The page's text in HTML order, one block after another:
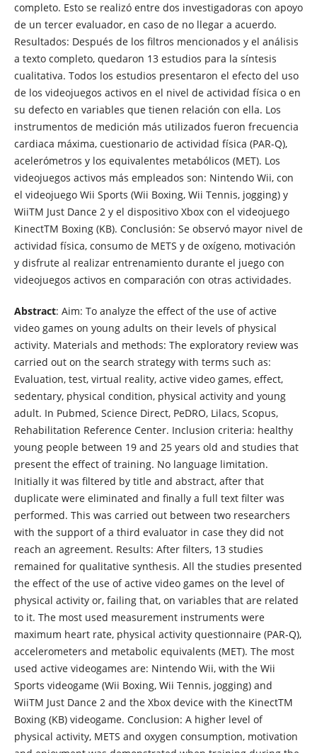
completo. Esto se realizó entre dos investigadoras con apoyo
de un tercer evaluador, en caso de no llegar a acuerdo.
Resultados: Después de los filtros mencionados y el análisis
a texto completo, quedaron 13 estudios para la síntesis
cualitativa. Todos los estudios presentaron el efecto del uso
de los videojuegos activos en el nivel de actividad física o en
su defecto en variables que tienen relación con ella. Los
instrumentos de medición más utilizados fueron frecuencia
cardiaca máxima, cuestionario de actividad física (PAR-Q),
acelerómetros y los equivalentes metabólicos (MET). Los
videojuegos activos más empleados son: Nintendo Wii, con
el videojuego Wii Sports (Wii Boxing, Wii Tennis, jogging) y
WiiTM Just Dance 2 y el dispositivo Xbox con el videojuego
KinectTM Boxing (KB). Conclusión: Se observó mayor nivel de
actividad física, consumo de METS y de oxígeno, motivación
y disfrute al realizar entrenamiento durante el juego con
videojuegos activos en comparación con otras actividades.
Abstract: Aim: To analyze the effect of the use of active
video games on young adults on their levels of physical
activity. Materials and methods: The exploratory review was
carried out on the search strategy with terms such as:
Evaluation, test, virtual reality, active video games, effect,
sedentary, physical condition, physical activity and young
adult. In Pubmed, Science Direct, PeDRO, Lilacs, Scopus,
Rehabilitation Reference Center. Inclusion criteria: healthy
young people between 19 and 25 years old and studies that
present the effect of training. No language limitation.
Initially it was filtered by title and abstract, after that
duplicate were eliminated and finally a full text filter was
performed. This was carried out between two researchers
with the support of a third evaluator in case they did not
reach an agreement. Results: After filters, 13 studies
remained for qualitative synthesis. All the studies presented
the effect of the use of active video games on the level of
physical activity or, failing that, on variables that are related
to it. The most used measurement instruments were
maximum heart rate, physical activity questionnaire (PAR-Q),
accelerometers and metabolic equivalents (MET). The most
used active videogames are: Nintendo Wii, with the Wii
Sports videogame (Wii Boxing, Wii Tennis, jogging) and
WiiTM Just Dance 2 and the Xbox device with the KinectTM
Boxing (KB) videogame. Conclusion: A higher level of
physical activity, METS and oxygen consumption, motivation